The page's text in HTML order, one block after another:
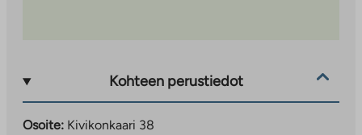
Kohteen perustiedot
Osoite: Kivikonkaari 38